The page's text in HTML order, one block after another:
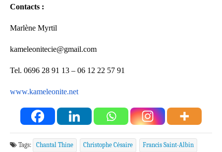
Contacts :
Marlène Myrtil
kameleonitecie@gmail.com
Tel. 0696 28 91 13 – 06 12 22 57 91
www.kameleonite.net
Tags: Chantal Thine Christophe Césaire Francis Saint-Albin